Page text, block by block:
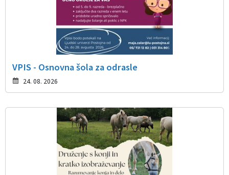
VPIS - Osnovna šola za odrasle
24. 08. 2026